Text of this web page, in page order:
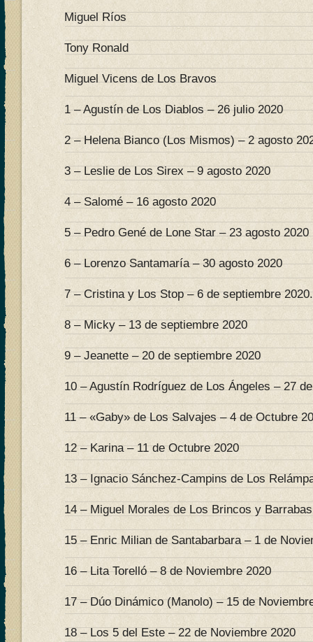
Miguel Ríos
Tony Ronald
Miguel Vicens de Los Bravos
1 – Agustín de Los Diablos – 26 julio 2020
2 – Helena Bianco (Los Mismos) – 2 agosto
3 – Leslie de Los Sirex – 9 agosto 2020
4 – Salomé – 16 agosto 2020
5 – Pedro Gené de Lone Star – 23 agosto 2020
6 – Lorenzo Santamaría – 30 agosto 2020
7 – Cristina y Los Stop – 6 de septiembre 2020.
8 – Micky – 13 de septiembre 2020
9 – Jeanette – 20 de septiembre 2020
10 – Agustín Rodríguez de Los Ángeles – 27
11 – «Gaby» de Los Salvajes – 4 de Octubre
12 – Karina – 11 de Octubre 2020
13 – Ignacio Sánchez-Campins de Los
14 – Miguel Morales de Los Brincos y
15 – Enric Milian de Santabarbara – 1 de
16 – Lita Torelló – 8 de Noviembre 2020
17 – Dúo Dinámico (Manolo) – 15 de
18 – Los 5 del Este – 22 de Noviembre 2020